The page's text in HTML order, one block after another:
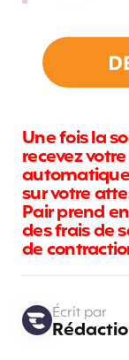
Une fois la
recevez
sur votre
Pair prend
des frais de
de
Écrit par